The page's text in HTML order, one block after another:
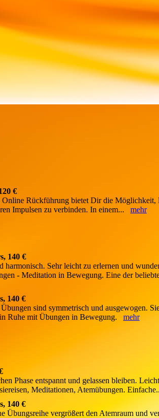
€
Rückführung bietet Dir die Möglichkeit,
Impulsen zu verbinden. In einem... mehr
140 €
Sehr leicht zu erlernen und
- Meditation in Bewegung. Eine der
140 €
sind symmetrisch und ausgewogen.
Ruhe mit Übungen in Bewegung. mehr
Phase entspannt und gelassen bleiben.
Meditationen, Atemübungen.
140 €
Übungsreihe vergrößert den Atemraum und